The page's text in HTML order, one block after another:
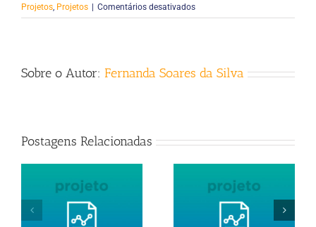
Projetos, Projetos Comentários desativadosem
Stable
for
Sobre o Autor: Fernanda Soares da Silva
Postagens Relacionadas